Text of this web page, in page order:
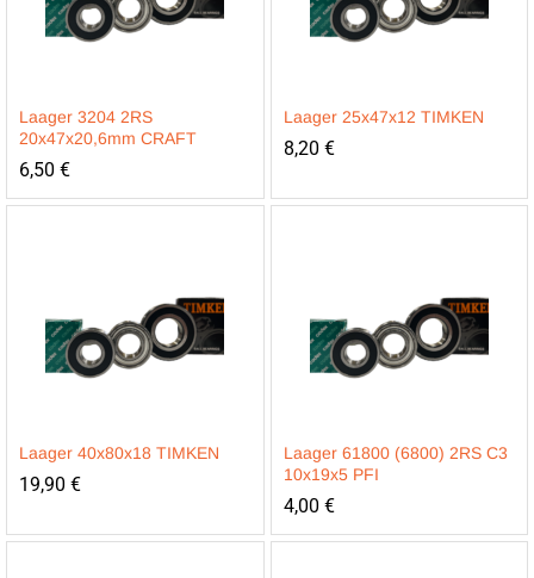
Laager 3204 2RS
20x47x20,6mm CRAFT
6,50 €
Laager 25x47x12 TIMKEN
8,20 €
Laager 40x80x18 TIMKEN
19,90 €
Laager 61800 (6800) 2RS C3
10x19x5 PFI
4,00 €